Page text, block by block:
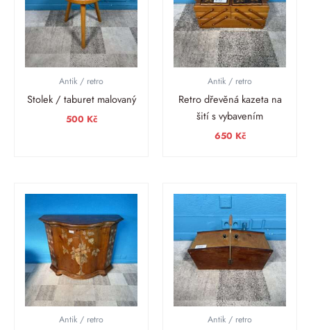
Antik / retro
Stolek / taburet malovaný
500 Kč
Antik / retro
Retro dřevěná kazeta na
šití s vybavením
650 Kč
Antik / retro Antik / retro